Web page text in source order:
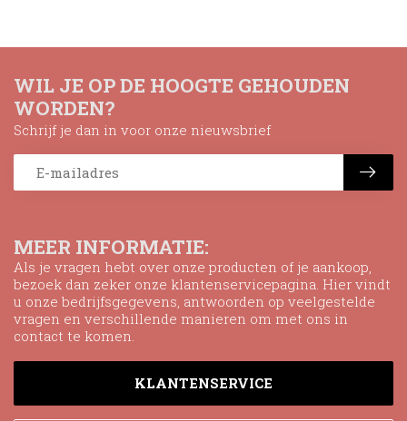
MEER INFORMATIE:
Als je vragen hebt over onze producten of je aankoop,
bezoek dan zeker onze klantenservicepagina. Hier vindt
u onze bedrijfsgegevens, antwoorden op veelgestelde
vragen en verschillende manieren om met ons in
contact te komen.
KLANTENSERVICE
WIL JE OP DE HOOGTE GEHOUDEN
WORDEN?
Schrijf je dan in voor onze nieuwsbrief